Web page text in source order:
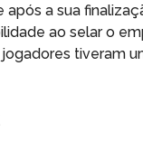
a sua
ao selar o
tiveram